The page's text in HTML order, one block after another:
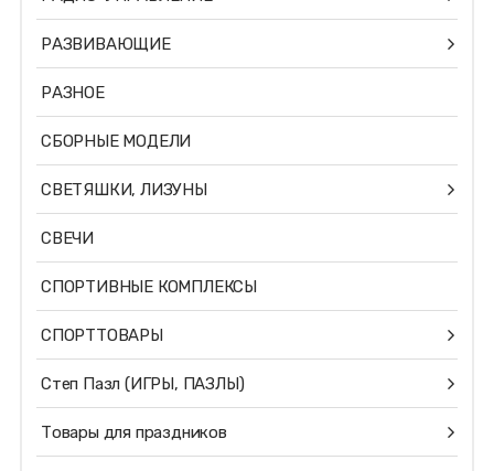
РАЗВИВАЮЩИЕ
РАЗНОЕ
СБОРНЫЕ МОДЕЛИ
СВЕТЯШКИ, ЛИЗУНЫ
СВЕЧИ
СПОРТИВНЫЕ КОМПЛЕКСЫ
СПОРТТОВАРЫ
Степ Пазл (ИГРЫ, ПАЗЛЫ)
Товары для праздников